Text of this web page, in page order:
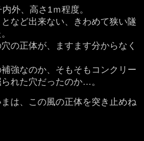
外、高さ1ｍ程度。
など出来ない、きわめて狭い隧
の正体が、ますます分からなく
強なのか、そもそもコンクリー
られた穴だったのか…。
は、この風の正体を突き止めね